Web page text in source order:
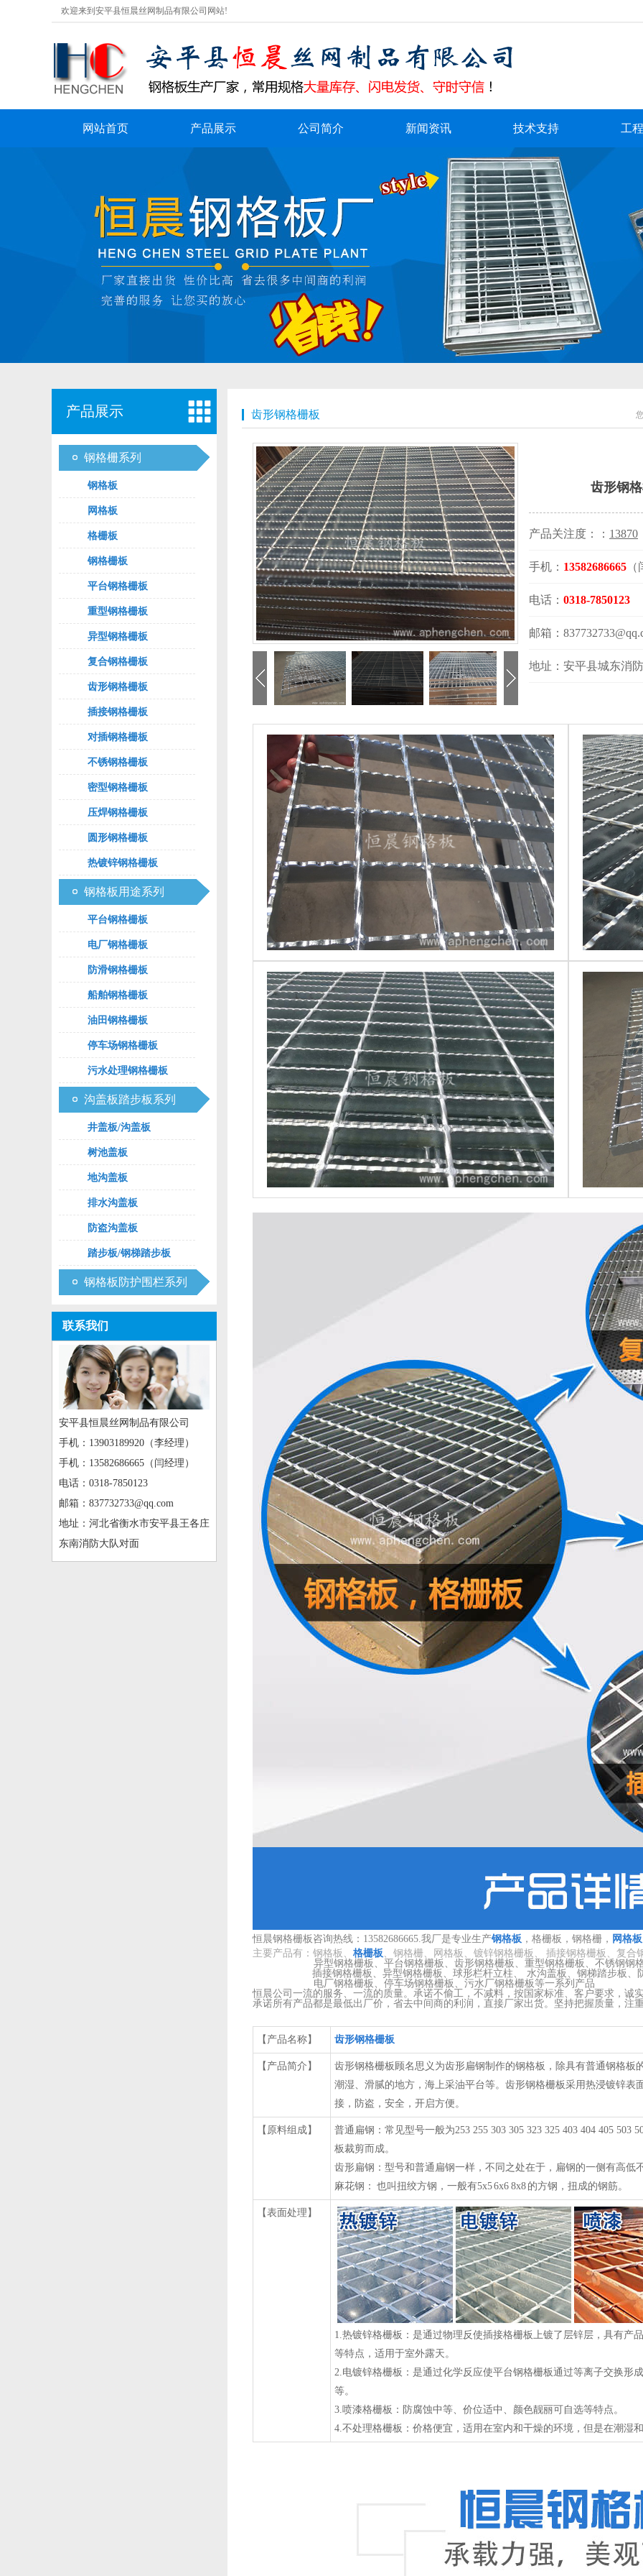
欢迎来到安平县恒晨丝网制品有限公司网站!
网站首页 产品展示 公司简介 新闻资讯 技术支持 工
产品展示
钢格栅系列
钢格板
网格板
格栅板
钢格栅板
平台钢格栅板
重型钢格栅板
异型钢格栅板
复合钢格栅板
齿形钢格栅板
插接钢格栅板
对插钢格栅板
不锈钢格栅板
密型钢格栅板
压焊钢格栅板
圆形钢格栅板
热镀锌钢格栅板
钢格板用途系列
平台钢格栅板
电厂钢格栅板
防滑钢格栅板
船舶钢格栅板
油田钢格栅板
停车场钢格栅板
污水处理钢格栅板
沟盖板踏步板系列
井盖板/沟盖板
树池盖板
地沟盖板
排水沟盖板
防盗沟盖板
踏步板/钢梯踏步板
钢格板防护围栏系列
联系我们
安平县恒晨丝网制品有限公司
手机：13903189920（李经理）
手机：13582686665（闫经理）
电话：0318-7850123
邮箱：837732733@qq.com
地址：河北省衡水市安平县王各庄
东南消防大队对面
齿形钢格栅板
齿形钢
产品关注度：： 13870
手机： 13582686665
电话： 0318-7850123
邮箱：
地址：安平县城东消
恒晨钢格栅板咨询热线：13582686665.我厂是专业生产钢格板 ，格栅板，钢格栅， 网格板
主要产品有：钢格板、 格栅板、钢格栅、网格板、镀锌钢格栅板、 插接钢格栅板、复合
异型钢格栅板、平台钢格栅板、齿形钢格栅板、重型钢格栅板、不锈钢钢
插接钢格栅板、异型钢格栅板、球形栏杆立柱、 水沟盖板、钢梯踏步板、防
电厂钢格栅板、停车场钢格栅板、污水厂钢格栅板等一系列产品
恒晨公司一流的服务、一流的质量。承诺不偷工，不减料，按国家标准、客户要求，诚
承诺所有产品都是最低出厂价，省去中间商的利润，直接厂家出货。坚持把握质量，注
【产品名称】 齿形钢格栅板
【产品简介】
齿形钢格栅板顾名思义为齿形扁钢制作的钢格板，除具有普通钢格
潮湿、滑腻的地方，海上采油平台等。齿形钢格栅板采用热浸镀锌
接，防盗，安全，开启方便。
【原料组成】
普通扁钢：常见型号一般为253 255 303 305 323 325 403 404 405
板裁剪而成。
齿形扁钢：型号和普通扁钢一样，不同之处在于，扁钢的一侧有高低
麻花钢： 也叫扭绞方钢，一般有5x5 6x6 8x8 的方钢，扭成的钢筋。
【表面处理】
1.热镀锌格栅板：是通过物理反使插接格栅板上镀了层锌层，具有产
等特点，适用于室外露天。
2.电镀锌格栅板 ：是通过化学反应使平台钢格栅板通过等离子交换形
等。
3.喷漆格栅板：防腐蚀中等、价位适中、颜色靓丽可自选等特点。
4.不处理格栅板：价格便宜，适用在室内和干燥的环境，但是在潮湿